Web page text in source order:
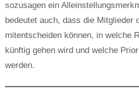
sozusagen ein
bedeutet auch, dass die Mitglieder
mitentscheiden können, in welche
künftig gehen wird und welche
werden.